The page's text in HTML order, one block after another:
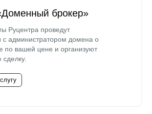
брокер»
Руцентра проведут
с администратором домена о
по вашей цене и организуют